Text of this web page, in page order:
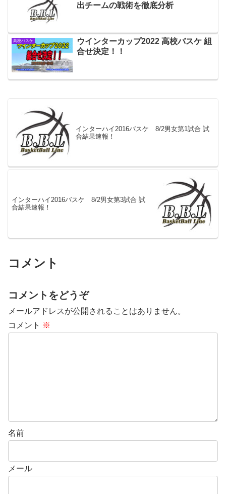
出チームの戦術を徹底分析
高校バスケ
ウインターカップ2022 高校バスケ 組
合せ決定！！
インターハイ2016バスケ 8/2男女第1試合 試
合結果速報！
インターハイ2016バスケ 8/2男女第3試合 試
合結果速報！
コメント
コメントをどうぞ
メールアドレスが公開されることはありません。
コメント ※
名前
メール